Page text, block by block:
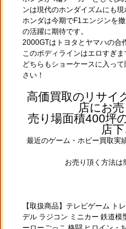
ンは現代のホンダイズムにも現
ホンダは今期でF1エンジンを
の活躍に期待です。
2000GTはトヨタとヤマハの合
このボディラインはエロすぎ
どちらもショーケースに入っ
さい！
高価買取のリサイ
店にお売
売り場面積400坪
店下
最近のゲーム・ホビー買取実
お売り頂く方法は
【取扱商品】テレビゲーム ト
デル ラジコン ミニカー 鉄道模